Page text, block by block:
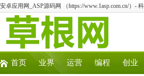
安卓应用网_ASP源码网 （https://www.1asp.com.cn/）
首页 业界 运营 编程 创业